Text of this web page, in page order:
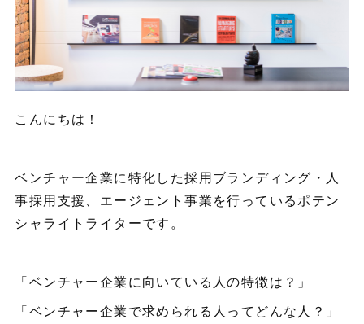
こんにちは！
ベンチャー企業に特化した採用ブランディング・人
事採用支援、エージェント事業を行っているポテン
シャライトライターです。
「ベンチャー企業に向いている人の特徴は？」
「ベンチャー企業で求められる人ってどんな人？」